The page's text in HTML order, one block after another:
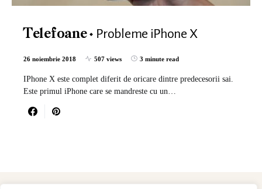
Telefoane Probleme iPhone X
26 noiembrie 2018 507 views 3 minute read
IPhone X este complet diferit de oricare dintre predecesorii sai.
Este primul iPhone care se mandreste cu un…